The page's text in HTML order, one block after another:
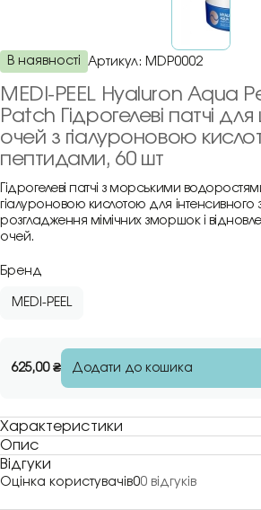
В наявності Артикул: MDP0002
MEDI-PEEL Hyaluron Aqua
Patch Гідрогелеві патчі
очей з гіалуроновою
пептидами, 60 шт
Гідрогелеві патчі з морськими
гіалуроновою кислотою для інтенсивного
розгладження мімічних зморшок і
очей.
Бренд
MEDI-PEEL
625,00₴ Додати до кошика
Характеристики
Опис
Відгуки
Оцінка користувачів00 відгуків